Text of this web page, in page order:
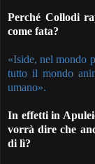
Perché Collodi
come fata?
«Iside, nel mondo
tutto il mondo
umano».
In effetti in
vorrà dire che
di lì?